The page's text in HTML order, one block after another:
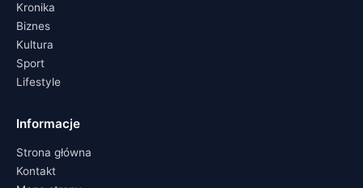
Kronika
Biznes
Kultura
Sport
Lifestyle
Informacje
Strona główna
Kontakt